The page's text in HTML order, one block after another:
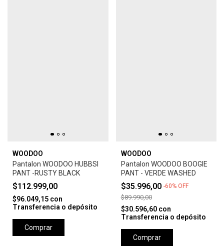
WOODOO
Pantalon WOODOO HUBBSI
PANT -RUSTY BLACK
$112.999,00
$96.049,15 con
Transferencia o depósito
Comprar
WOODOO
Pantalon WOODOO BOOGIE
PANT - VERDE WASHED
$35.996,00 -60% OFF
$89.990,00
$30.596,60 con
Transferencia o depósito
Comprar